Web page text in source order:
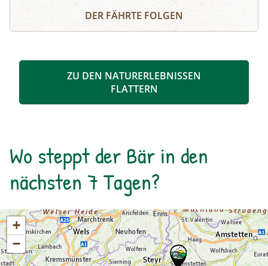
Kolke und kleine Wasserfälle entstanden. Der
Klamm folgend geht es weiter bis zum Hintersee
mit Blick über den Talschluss mit seinen
Schösswendklamm und Hintersee
DER FÄHRTE FOLGEN
ZU DEN NATURERLEBNISSEN
FLATTERN
Wo steppt der Bär in den
nächsten 7 Tagen?
+
−